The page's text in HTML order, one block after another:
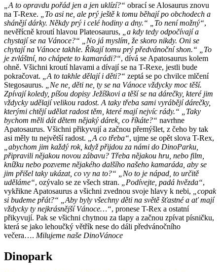
„A to opravdu pořád jen a jen uklízí?“ obrací se Alosaurus znovu
na T-Rexe.
„To asi ne, ale prý ještě k tomu běhají po obchodech a
shánějí dárky. Někdy prý i celé hodiny a dny.“ „To není možný“,
nevěřícně kroutí hlavou Plateosaurus,
„a kdy tedy odpočívají a
chystají se na Vánoce?“ „No já myslím, že skoro nikdy. Oni se
chytají na Vánoce takhle. Říkají tomu prý předvánoční shon.“ „To
je zvláštní, no chápete to kamarádi?“, dívá se Apatosaurus kolem
ohně. Všichni kroutí hlavami a dívají se na T-Rexe, jestli bude
pokračovat. „A to takhle dělají i děti?“ zeptá se po chvilce mlčení
Stegosaurus.
„Ne ne, děti ne, ty se na Vánoce vždycky moc těší.
Zpívají koledy, píšou dopisy Ježíškovi a těší se na dárečky, které jim
vždycky udělají velikou radost. A taky třeba sami vyrábějí dárečky,
kterými chtějí udělat radost těm, které mají nejvíc rády.“ „Taky
bychom měli dát dětem nějaký dárek, co říkáte?“ navrhne
Apatosaurus. Všichni přikyvují a začnou přemýšlet, z čeho by tak
asi měly tu největší radost.
„A co třeba“, ujme se opět slova T-Rex,
„abychom jim každý rok, když přijdou za námi do DinoParku,
připravili nějakou novou zábavu? Třeba nějakou hru, nebo film,
knížku nebo pozveme nějakého dalšího našeho kamaráda, aby se
jim přišel taky ukázat, co vy na to?“ „No to je nápad, to určitě
uděláme“, ozývalo se ze všech stran. „Podívejte, padá hvězda“,
vykřikne Apatosaurus a všichni zvednou svoje hlavy k nebi,
„copak
si budeme přát?“ „Aby byly všechny děti na světě šťastné a ať mají
vždycky ty nejkrásnější Vánoce…“, pronese T-Rex a ostatní
přikyvují. Pak se všichni chytnou za tlapy a začnou zpívat písničku,
která se jako lehoučký větřík nese do dáli předvánočního
večera…. Milujeme naše DinoVánoce
Dinopark